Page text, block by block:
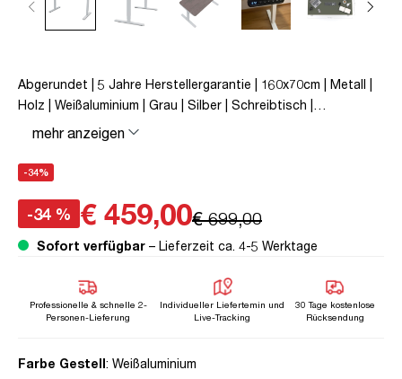
Abgerundet | 5 Jahre Herstellergarantie | 160x70cm | Metall |
Holz | Weißaluminium | Grau | Silber | Schreibtisch |
höhenverstellbar | unmontiert | Y-Line Curved | Y-Line | bis zu
80 kg | Steckertyp C | Sichtbeton Anthrazit | TÜV© mobiles
Arbeiten | Kollisions-Schutz | Elektrisch höhenverstellbar |
mehr anzeigen
-34%
-34 % € 459,00€ 699,00
Sofort verfügbar – Lieferzeit ca. 4-5 Werktage
Professionelle & schnelle 2-
Personen-Lieferung
Individueller Liefertemin und
Live-Tracking
30 Tage kostenlose
Rücksendung
Farbe Gestellauswählen
: Weißaluminium